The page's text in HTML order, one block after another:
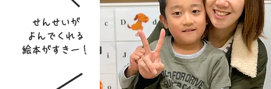
せんせいが
よんでくれる
絵本がすきー！